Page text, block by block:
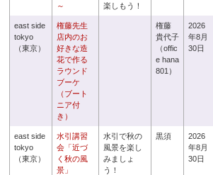
～
楽しもう！
east side
tokyo
（東京）
権藤先生
店内のお
好きな造
花で作る
ラウンド
ブーケ
（ブート
ニア付
き）
権藤
貴代子
（offic
e hana
801）
2026
年8月
30日
east side
tokyo
（東京）
水引講習
会「近づ
く秋の風
景」
水引で秋の
風景を楽し
みましょ
う！
黒須
2026
年8月
30日